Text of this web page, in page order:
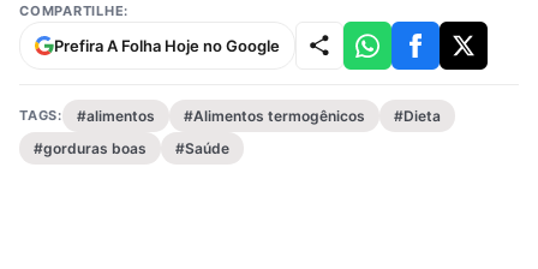
COMPARTILHE:
Prefira A Folha Hoje no Google
TAGS: #alimentos #Alimentos termogênicos
#Dieta
#gorduras boas
#Saúde